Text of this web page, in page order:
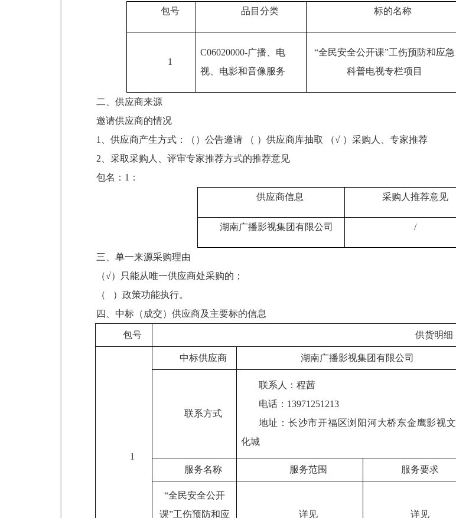
包号
品目分类 标的名称
1
C06020000-广播、电
视、电影和音像服务
“全民安全公开课”工伤预防和应急
科普电视专栏项目
二、供应商来源
邀请供应商的情况
1、供应商产生方式：（）公告邀请 （ ）供应商库抽取 （√ ）采购人、专家推荐
2、采取采购人、评审专家推荐方式的推荐意见
包名： 1：
供应商信息
采购人推荐意见
湖南广播影视集团有限公司 /
三、单一来源采购理由
（√）只能从唯一供应商处采购的；
（
）政策功能执行。
四、 中标（成交）供应商及主要标的信息
包号 供货明细
1
中标供应商 湖南广播影视集团有限公司
联系方式
联系人： 程茜
电话： 13971251213
地址： 长沙市开福区浏阳河大桥东金鹰影视文
化城
服务名称 服务范围 服务要求
“全民安全公开
课”工伤预防和应
详见
详见